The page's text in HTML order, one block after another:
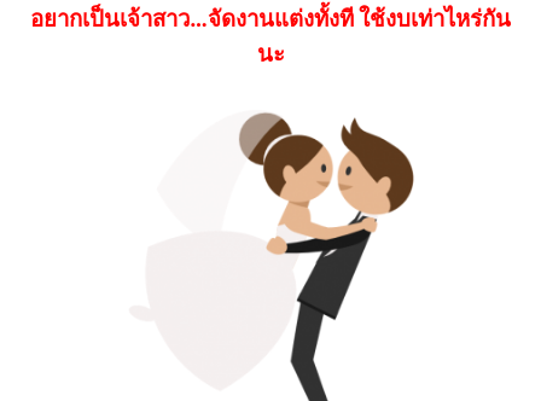
อยากเป็นเจ้าสาว…จัดงานแต่งทั้งที ใช้งบเท่าไหร่กัน
นะ